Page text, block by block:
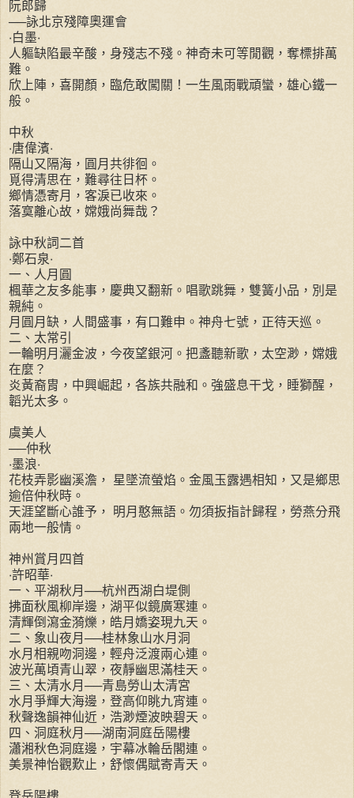
阮郎歸
──詠北京殘障奧運會
‧白墨‧
人軀缺陷最辛酸，身殘志不殘。神奇未可等閒觀，奪標排萬
難。
欣上陣，喜開顏，臨危敢闖關！一生風雨戰頑蠻，雄心鐵一
般。
中秋
‧唐偉濱‧
隔山又隔海，圓月共徘徊。
覓得清思在，難尋往日杯。
鄉情憑寄月，客淚已收來。
落寞離心故，嫦娥尚舞哉？
詠中秋詞二首
‧鄭石泉‧
一、人月圓
楓華之友多能事，慶典又翻新。唱歌跳舞，雙簧小品，別是
親純。
月圓月缺，人間盛事，有口難申。神舟七號，正待天巡。
二、太常引
一輪明月灑金波，今夜望銀河。把盞聽新歌，太空渺，嫦娥
在麼？
炎黃裔胄，中興崛起，各族共融和。強盛息干戈，睡獅醒，
韜光太多。
虞美人
──仲秋
‧墨浪‧
花枝弄影幽溪澹， 星墜流螢焰。金風玉露遇相知，又是鄉思
逾倍仲秋時。
天涯望斷心誰予， 明月憨無語。勿須扳指計歸程，勞燕分飛
兩地一般情。
神州賞月四首
‧許昭華‧
一、平湖秋月──杭州西湖白堤側
拂面秋風柳岸邊，湖平似鏡廣寒連。
清輝倒瀉金漪爍，皓月嬌姿現九天。
二、象山夜月──桂林象山水月洞
水月相親吻洞邊，輕舟泛渡兩心連。
波光萬頃青山翠，夜靜幽思滿桂天。
三、太清水月──青島勞山太清宮
水月爭輝大海邊，登高仰眺九宵連。
秋聲逸韻神仙近，浩渺煙波映碧天。
四、洞庭秋月──湖南洞庭岳陽樓
瀟湘秋色洞庭邊，宇幕冰輪岳閣連。
美景神怡觀歎止，舒懷偶賦寄青天。